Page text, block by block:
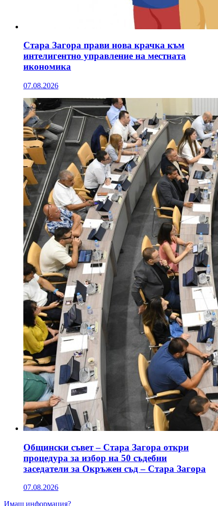
Стара Загора прави нова крачка към
интелигентно управление на местната
икономика
07.08.2026
Общински съвет – Стара Загора откри
процедура за избор на 50 съдебни
заседатели за Окръжен съд – Стара Загора
07.08.2026
Имаш информация?